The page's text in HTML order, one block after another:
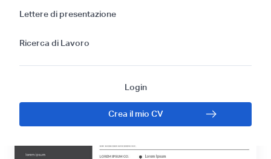
Lettere di presentazione
Ricerca di Lavoro
Login
Crea il mio CV
di CV per un
Panettiere